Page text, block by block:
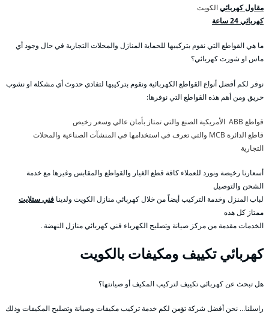
مقاول كهربائيالكويت
كهربائي 24 ساعة
ما هي القواطع التي نقوم بتركيبها للحماية المنازل والمحلات التجارية في حال وجود أي
ماس او شورت كهربائي؟
نوفر لكم أفضل أنواع القواطع الكهربائية ونقوم بتركيبها لتفادي حدوث أي مشكلة او نشوب
حريق ومن أهم هذه القواطع التي نوفرها:
قواطع ABB الأمريكية الصنع والتي تمتاز بأمان عالي وسعر رخيص
قاطع الدائرة MCB والتي تعرف في استخدامها في المنشآت الصناعية والمحلات
التجارية
أسعارنا رخيصة ونورد للعملاء كافة قطع الغيار والقواطع والمقابس وغيرها مع خدمة
الشحن والتوصيل
لباب المنزل وخدمة التركيب أيضاً من خلال كهربائي منازل الكويت ولدينا فني ستلايت
ممتاز كل هذه
الخدمات مقدمة من مركز صيانة وتصليح الكهرباء فني كهربائي منازل النهضة .
كهربائي تكييف ومكيفات بالكويت
هل تبحث عن كهربائي تكييف لتركيب المكيف أو صيانتها؟
راسلنا… نحن أفضل شركة تؤمن لكم خدمة تركيب مكيفات وصيانة وتصليح المكيفات وذلك